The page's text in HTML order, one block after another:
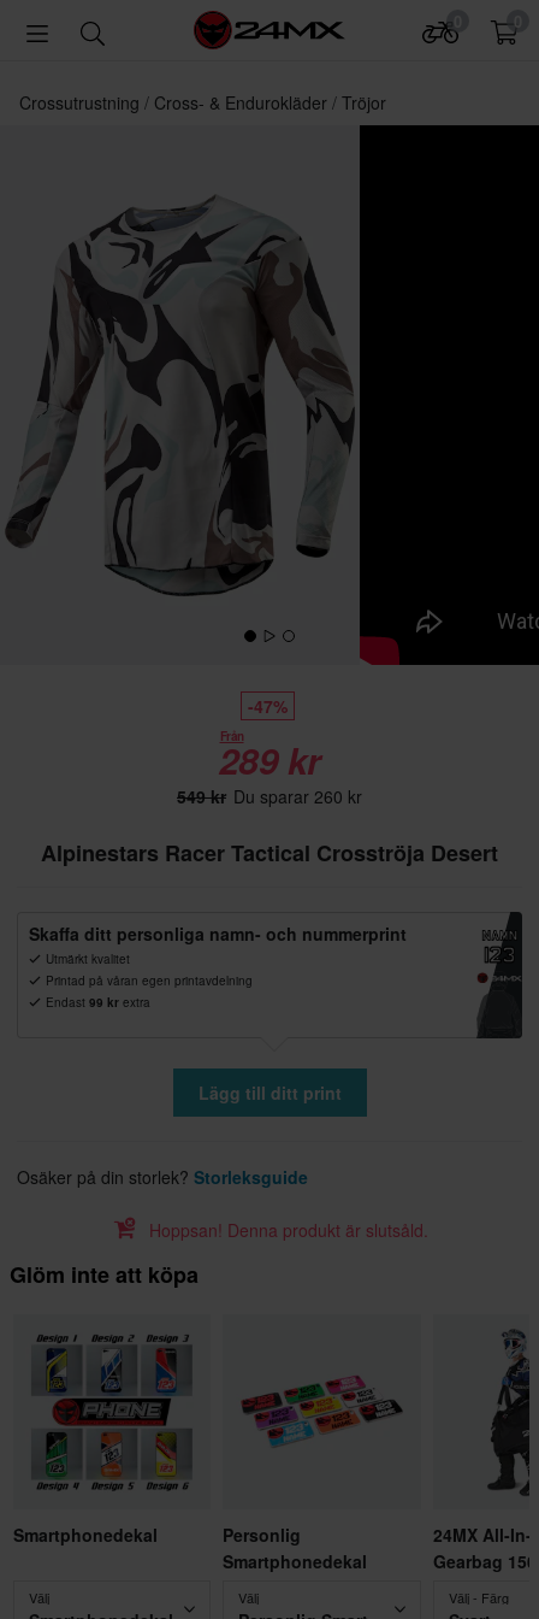
Crossutrustning Cross- & Endurokläder Tröjor
-47%
Från
289 kr
549 kr Du sparar 260 kr
Alpinestars Racer Tactical Crosströja Desert
Skaffa ditt personliga namn- och nummerprint
Utmärkt kvalitet
Printad på våran egen printavdelning
Endast 99 kr extra
Lägg till ditt print
Osäker på din storlek? Storleksguide
Hoppsan! Denna produkt är slutsåld.
Glöm inte att köpa
Smartphonedekal
Välj
Personlig
Smartphonedekal
Välj
24MX All-In-
Gearbag
Välj - Färg